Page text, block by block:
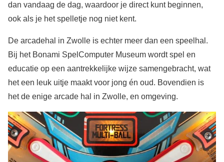
dan vandaag de dag, waardoor je direct kunt beginnen,
ook als je het spelletje nog niet kent.
De arcadehal in Zwolle is echter meer dan een speelhal.
Bij het Bonami SpelComputer Museum wordt spel en
educatie op een aantrekkelijke wijze samengebracht, wat
het een leuk uitje maakt voor jong én oud. Bovendien is
het de enige arcade hal in Zwolle, en omgeving.